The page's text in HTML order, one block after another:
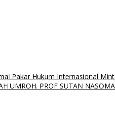
Pakar Hukum Internasional
UMROH. PROF SUTAN